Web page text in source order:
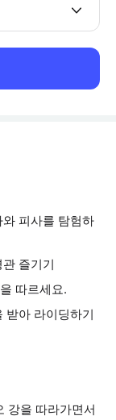
피사를 탐험하
즐기기
따르세요.
받아 라이딩하기
강을 따라가면서